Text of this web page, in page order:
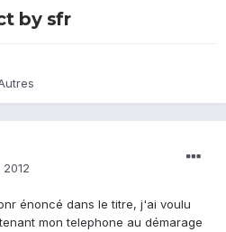
by sfr
énoncé dans le titre, j'ai voulu
mon telephone au démarage